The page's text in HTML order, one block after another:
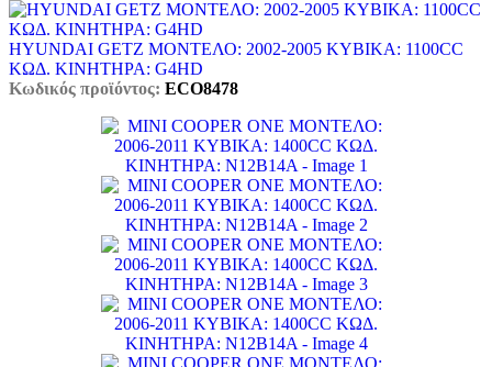
HYUNDAI GETZ ΜΟΝΤΕΛΟ: 2002-2005 ΚΥΒΙΚΑ: 1100CC
ΚΩΔ. ΚΙΝΗΤΗΡΑ: G4HD
Κωδικός προϊόντος: ECO8478